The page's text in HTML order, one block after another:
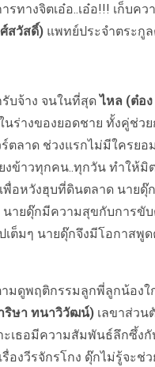
างจิตเอ๋อ..เอ๋อ!!! เก็บคว
สวัสดิ์) แพทย์ประจำตระกู
บจ้าง จนในที่สุดไหล (ต๋อ
นร่างของยอดชาย ทั้งคู่ช่
ตลาด ช่วงแรกไม่มีใครย
งข้าวทุกคน..ทุกวัน ทำให้มิ
อหวังฮุบที่ดินตลาด นายดุ๊
ายดุ๊กมีความสุขกับการขั
เต็มๆ นายดุ๊กจึงมีโอกาส
ดูพฤติกรรมลูกพี่ลูกน้องใ
ริษา ทนาวิวัฒน์) เลขาส่วน
ะเธอมีความสัมพันธ์ลึกซึ้
งวีรจักรโกง ดุ๊กไม่รู้จะช่